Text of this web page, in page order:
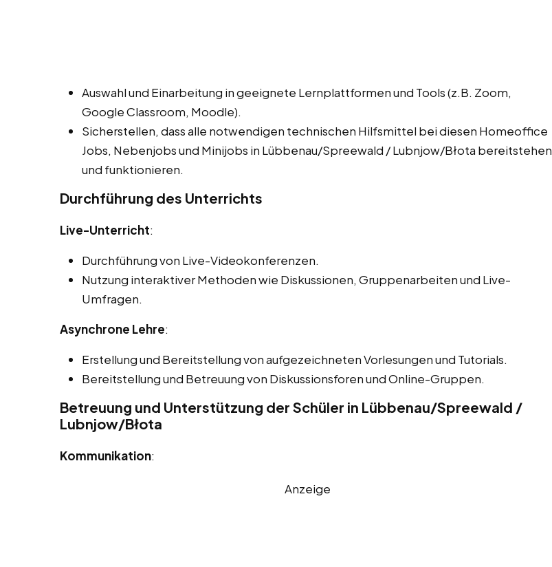
Auswahl und Einarbeitung in geeignete Lernplattformen und Tools (z.B. Zoom,
Google Classroom, Moodle).
Sicherstellen, dass alle notwendigen technischen Hilfsmittel bei diesen Homeoffice
Jobs, Nebenjobs und Minijobs in Lübbenau/Spreewald / Lubnjow/Błota bereitstehen
und funktionieren.
Durchführung des Unterrichts
Live-Unterricht:
Durchführung von Live-Videokonferenzen.
Nutzung interaktiver Methoden wie Diskussionen, Gruppenarbeiten und Live-
Umfragen.
Asynchrone Lehre:
Erstellung und Bereitstellung von aufgezeichneten Vorlesungen und Tutorials.
Bereitstellung und Betreuung von Diskussionsforen und Online-Gruppen.
Betreuung und Unterstützung der Schüler in Lübbenau/Spreewald /
Lubnjow/Błota
Kommunikation:
Anzeige